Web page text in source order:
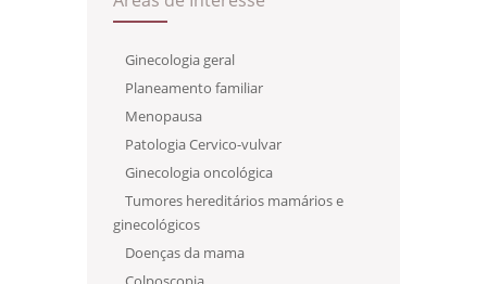
Ginecologia geral
Planeamento familiar
Menopausa
Patologia Cervico-vulvar
Ginecologia oncológica
Tumores hereditários mamários e
ginecológicos
Doenças da mama